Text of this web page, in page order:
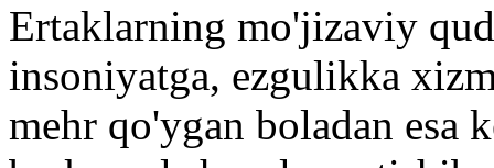
Ertaklarning mo'jizaviy
insoniyatga, ezgulikka
mehr qo'ygan boladan esa